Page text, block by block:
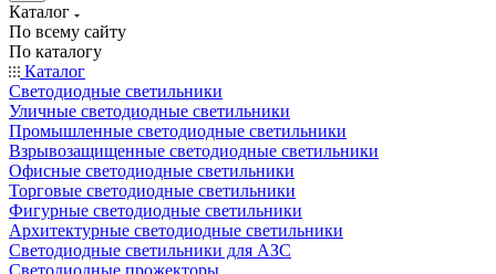
Каталог
По всему сайту
По каталогу
Каталог
Светодиодные светильники
Уличные светодиодные светильники
Промышленные светодиодные светильники
Взрывозащищенные светодиодные светильники
Офисные светодиодные светильники
Торговые светодиодные светильники
Фигурные светодиодные светильники
Архитектурные светодиодные светильники
Светодиодные светильники для АЗС
Светодиодные прожекторы